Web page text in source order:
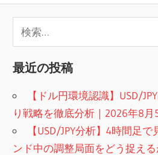
最近の投稿
【ドル円環境認識】USD/
り戦略を徹底分析｜2026年8月
【USD/JPY分析】4時間足
ンド中の調整局面をどう捉え